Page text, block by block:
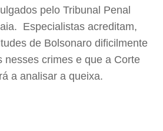
pelo Tribunal Penal
Especialistas acreditam,
de Bolsonaro dificilmente
nesses crimes e que a Corte
a analisar a queixa.